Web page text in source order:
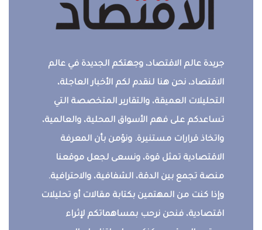
جريدة عالم الاقتصاد، وجهتكم الجديدة في عالم
الاقتصاد، نحن هنا لنقدم لكم الأخبار العاجلة،
التحليلات العميقة، والتقارير المتخصصة التي
تساعدكم على فهم الأسواق المحلية، والعالمية،
واتخاذ قرارات مستنيرة. ونؤمن بأن المعرفة
الاقتصادية تمثل قوة، ونسعى لجعل موقعنا
منصة تجمع بين الدقة، الشفافية، والاحترافية.
وإذا كنت من المهتمين بكتابة مقالات أو تحليلات
اقتصادية، فنحن نرحب بمساهماتكم لإثراء